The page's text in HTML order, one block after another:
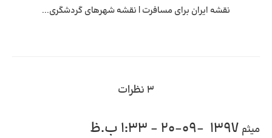
نقشه ایران برای مسافرت | نقشه شهرهای گردشگری...
۳ نظرات
میثم 1397-09-20 - 1:33 ب.ظ